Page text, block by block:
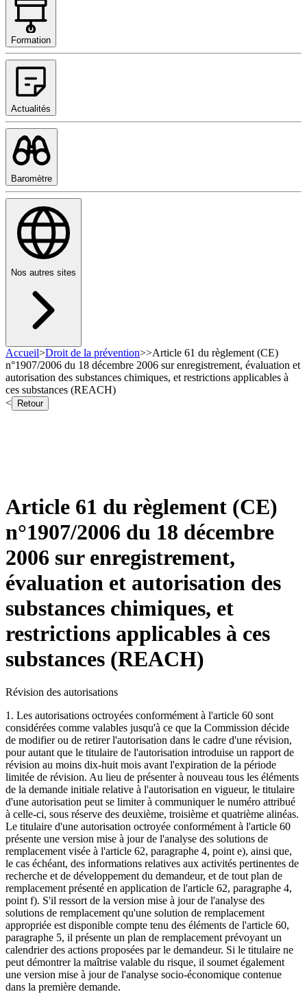
Formation
Actualités
Baromètre
Nos autres sites
Accueil>Droit de la prévention>>Article 61 du règlement (CE)
n°1907/2006 du 18 décembre 2006 sur enregistrement, évaluation et
autorisation des substances chimiques, et restrictions applicables à
ces substances (REACH)
<
Retour
Article 61 du règlement (CE)
n°1907/2006 du 18 décembre
2006 sur enregistrement,
évaluation et autorisation des
substances chimiques, et
restrictions applicables à ces
substances (REACH)
Révision des autorisations
1. Les autorisations octroyées conformément à l'article 60 sont
considérées comme valables jusqu'à ce que la Commission décide
de modifier ou de retirer l'autorisation dans le cadre d'une révision,
pour autant que le titulaire de l'autorisation introduise un rapport de
révision au moins dix-huit mois avant l'expiration de la période
limitée de révision. Au lieu de présenter à nouveau tous les éléments
de la demande initiale relative à l'autorisation en vigueur, le titulaire
d'une autorisation peut se limiter à communiquer le numéro attribué
à celle-ci, sous réserve des deuxième, troisième et quatrième alinéas.
Le titulaire d'une autorisation octroyée conformément à l'article 60
présente une version mise à jour de l'analyse des solutions de
remplacement visée à l'article 62, paragraphe 4, point e), ainsi que,
le cas échéant, des informations relatives aux activités pertinentes de
recherche et de développement du demandeur, et de tout plan de
remplacement présenté en application de l'article 62, paragraphe 4,
point f). S'il ressort de la version mise à jour de l'analyse des
solutions de remplacement qu'une solution de remplacement
appropriée est disponible compte tenu des éléments de l'article 60,
paragraphe 5, il présente un plan de remplacement prévoyant un
calendrier des actions proposées par le demandeur. Si le titulaire ne
peut démontrer la maîtrise valable du risque, il soumet également
une version mise à jour de l'analyse socio-économique contenue
dans la première demande.